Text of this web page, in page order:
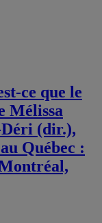
ce que le
Mélissa
(dir.),
Québec :